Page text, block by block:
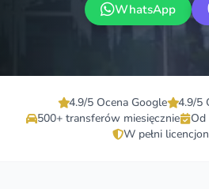
WhatsApp
4.9/5 Ocena Google
4.9/5
500+ transferów miesięcznie
Od
W pełni